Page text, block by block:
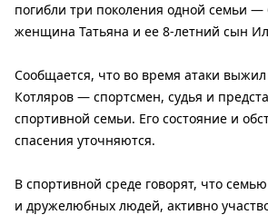
погибли три поколения одной семьи —
женщина Татьяна и ее 8-летний сын
Сообщается, что во время атаки
Котляров — спортсмен, судья и
спортивной семьи. Его состояние и
спасения уточняются.
В спортивной среде говорят, что
и дружелюбных людей, активно